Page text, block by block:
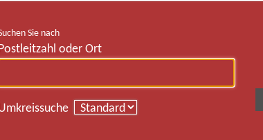
Sie nach
Postleitzahl oder Ort